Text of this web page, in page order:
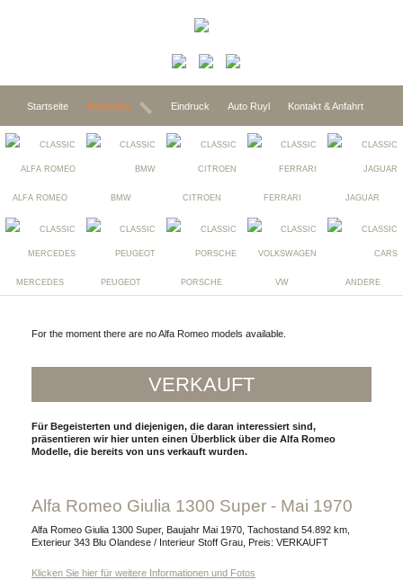
Startseite Vorschau Eindruck Auto Ruyl Kontakt & Anfahrt
ALFA ROMEO BMW CITROEN FERRARI JAGUAR
MERCEDES PEUGEOT PORSCHE VW ANDERE
For the moment there are no Alfa Romeo models available.
VERKAUFT
Für Begeisterten und diejenigen, die daran interessiert sind,
präsentieren wir hier unten einen Überblick über die Alfa Romeo
Modelle, die bereits von uns verkauft wurden.
Alfa Romeo Giulia 1300 Super - Mai 1970
Alfa Romeo Giulia 1300 Super, Baujahr Mai 1970, Tachostand 54.892 km,
Exterieur 343 Blu Olandese / Interieur Stoff Grau, Preis: VERKAUFT
Klicken Sie hier für weitere Informationen und Fotos